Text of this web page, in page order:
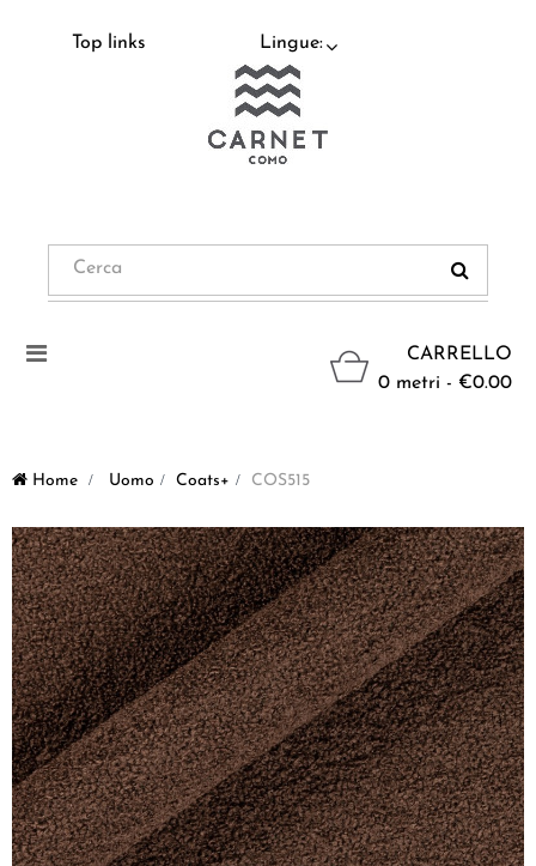
Top links Lingue:
CARRELLO
0 metri - €0.00
Navigazione
Home > Uomo > Coats+ > COS515